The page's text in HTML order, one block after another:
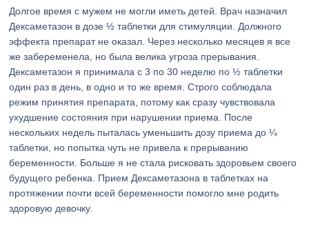
Долгое время с мужем не могли иметь детей. Врач назначил
Дексаметазон в дозе ½ таблетки для стимуляции. Должного
эффекта препарат не оказал. Через несколько месяцев я все
же забеременела, но была велика угроза прерывания.
Дексаметазон я принимала с 3 по 30 неделю по ½ таблетки
один раз в день, в одно и то же время. Строго соблюдала
режим принятия препарата, потому как сразу чувствовала
ухудшение состояния при нарушении приема. После
нескольких недель пыталась уменьшить дозу приема до ¼
таблетки, но попытка чуть не привела к прерыванию
беременности. Больше я не стала рисковать здоровьем своего
будущего ребенка. Прием Дексаметазона в таблетках на
протяжении почти всей беременности помогло мне родить
здоровую девочку.